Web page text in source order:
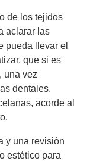
de los tejidos
aclarar las
pueda llevar el
que si es
una vez
dentales.
acorde al
y una revisión
estético para